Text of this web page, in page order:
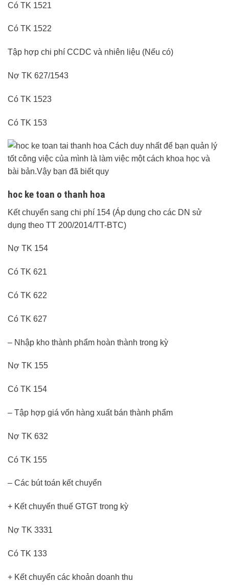
Có TK 1521
Có TK 1522
Tập hợp chi phí CCDC và nhiên liệu (Nếu có)
Nợ TK 627/1543
Có TK 1523
Có TK 153
hoc ke toan o thanh hoa
Kết chuyển sang chi phí 154 (Áp dụng cho các DN sử
dụng theo TT 200/2014/TT-BTC)
Nợ TK 154
Có TK 621
Có TK 622
Có TK 627
– Nhập kho thành phẩm hoàn thành trong kỳ
Nợ TK 155
Có TK 154
– Tập hợp giá vốn hàng xuất bán thành phẩm
Nợ TK 632
Có TK 155
– Các bút toán kết chuyển
+ Kết chuyển thuế GTGT trong kỳ
Nợ TK 3331
Có TK 133
+ Kết chuyển các khoản doanh thu